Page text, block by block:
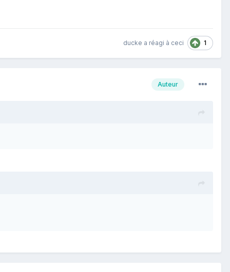
ducke a réagi à ceci 1
Auteur